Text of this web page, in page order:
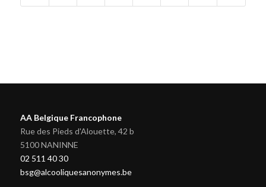
AA Belgique Francophone
Rue des Pieds d'Alouette, 42 b
5100 NANINNE
02 511 40 30
bsg@alcooliquesanonymes.be